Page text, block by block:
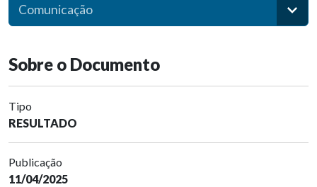
Comunicação
Sobre o Documento
Tipo
RESULTADO
Publicação
11/04/2025